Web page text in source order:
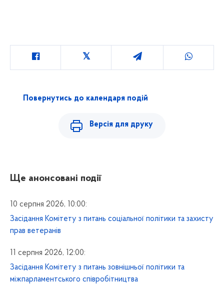
Повернутись до календаря подій
Версія для друку
Ще анонсовані події
10 серпня 2026, 10:00:
Засідання Комітету з питань соціальної політики та захисту
прав ветеранів
11 серпня 2026, 12:00:
Засідання Комітету з питань зовнішньої політики та
міжпарламентського співробітництва